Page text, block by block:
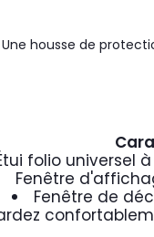
housse de
folio universel
Fenêtre
Fenêtre de